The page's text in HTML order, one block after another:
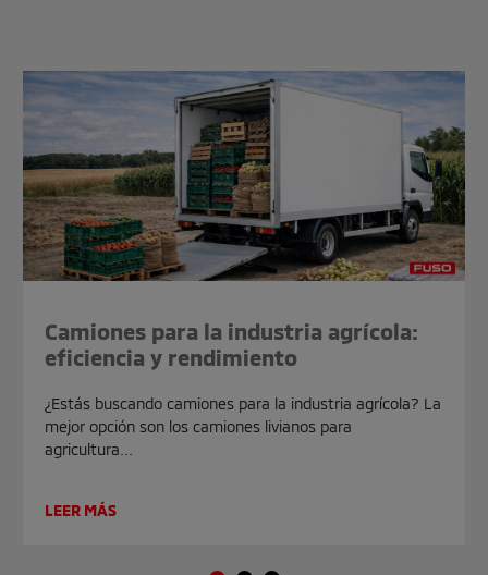
Camiones para la industria agrícola:
eficiencia y rendimiento
¿Estás buscando camiones para la industria agrícola? La
mejor opción son los camiones livianos para
agricultura...
LEER MÁS